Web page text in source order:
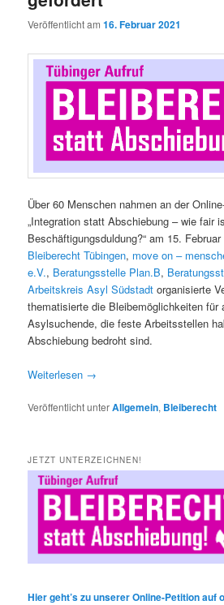
Veröffentlicht am16. Februar 2021
Über 60 Menschen nahmen an der
„Integration statt Abschiebung – wie fair
Beschäftigungsduldung?“ am 15.
Bleiberecht Tübingen, move on –
e.V., Beratungsstelle Plan.B,
Arbeitskreis Asyl Südstadt organisierte
thematisierte die Bleibemöglichkeiten für
Asylsuchende, die feste Arbeitsstellen
Abschiebung bedroht sind.
Weiterlesen →
Veröffentlicht unterAllgemein, Bleiberecht
JETZT UNTERZEICHNEN!
Hier geht’s zu unserer Online-Petition auf